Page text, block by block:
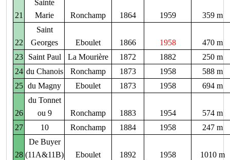
21
Sainte
Marie
Ronchamp 1864 1959 359 m
22
Saint
Georges
Eboulet 1866 1958
470 m
23
Saint Paul La Mourière 1872 1882
250 m
24 du Chanois Ronchamp 1873 1958
588 m
25 du Magny Eboulet 1873 1958 694 m
26
du Tonnet
ou 9
Ronchamp 1883 1954
574 m
27
10 Ronchamp 1884 1958 247 m
28
De Buyer
(11A&11B)
Eboulet 1892 1958 1010 m